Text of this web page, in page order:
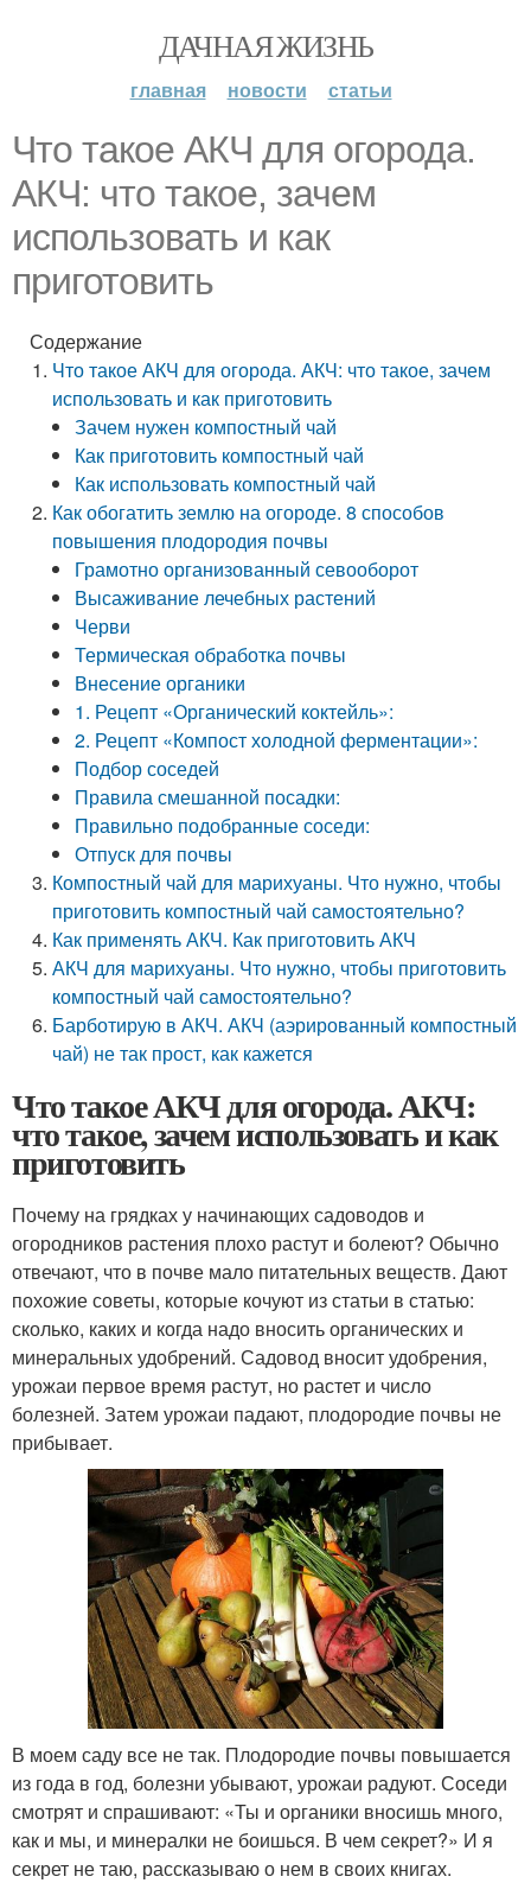
ДАЧНАЯ ЖИЗНЬ
главная новости статьи
Что такое АКЧ для огорода.
АКЧ: что такое, зачем
использовать и как
приготовить
Содержание
Что такое АКЧ для огорода. АКЧ: что такое, зачем
использовать и как приготовить
Зачем нужен компостный чай
Как приготовить компостный чай
Как использовать компостный чай
Как обогатить землю на огороде. 8 способов
повышения плодородия почвы
Грамотно организованный севооборот
Высаживание лечебных растений
Черви
Термическая обработка почвы
Внесение органики
1. Рецепт «Органический коктейль»:
2. Рецепт «Компост холодной ферментации»:
Подбор соседей
Правила смешанной посадки:
Правильно подобранные соседи:
Отпуск для почвы
Компостный чай для марихуаны. Что нужно, чтобы
приготовить компостный чай самостоятельно?
Как применять АКЧ. Как приготовить АКЧ
АКЧ для марихуаны. Что нужно, чтобы приготовить
компостный чай самостоятельно?
Барботирую в АКЧ. АКЧ (аэрированный компостный
чай) не так прост, как кажется
Что такое АКЧ для огорода. АКЧ:
что такое, зачем использовать и как
приготовить
Почему на грядках у начинающих садоводов и
огородников растения плохо растут и болеют? Обычно
отвечают, что в почве мало питательных веществ. Дают
похожие советы, которые кочуют из статьи в статью:
сколько, каких и когда надо вносить органических и
минеральных удобрений. Садовод вносит удобрения,
урожаи первое время растут, но растет и число
болезней. Затем урожаи падают, плодородие почвы не
прибывает.
В моем саду все не так. Плодородие почвы повышается
из года в год, болезни убывают, урожаи радуют. Соседи
смотрят и спрашивают: «Ты и органики вносишь много,
как и мы, и минералки не боишься. В чем секрет?» И я
секрет не таю, рассказываю о нем в своих книгах.